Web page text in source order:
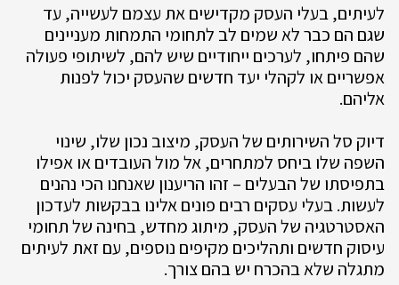
לעיתים, בעלי העסק מקדישים את עצמם לעשייה, עד
שגם הם כבר לא שמים לב לתחומי התמחות מעניינים
שהם פיתחו, לערכים ייחודיים שיש להם, לשיתופי פעולה
אפשריים או לקהלי יעד חדשים שהעסק יכול לפנות
אליהם.
דיוק סל השירותים של העסק, מיצוב נכון שלו, שינוי
השפה שלו ביחס למתחרים, אל מול העובדים או אפילו
בתפיסתו של הבעלים – זהו הריענון שאנחנו הכי נהנים
לעשות. בעלי עסקים רבים פונים אלינו בבקשות לעדכון
האסטרטגיה של העסק, מיתוג מחדש, בחינה של תחומי
עיסוק חדשים ותהליכים מקיפים נוספים, עם זאת לעיתים
מתגלה שלא בהכרח יש בהם צורך.